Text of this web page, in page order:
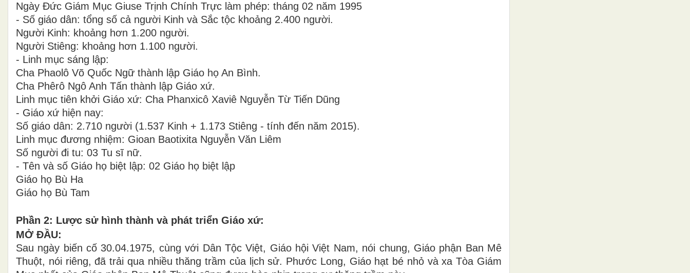
Ngày Đức Giám Mục Giuse Trịnh Chính Trực làm phép: tháng 02 năm 1995
- Số giáo dân: tổng số cả người Kinh và Sắc tộc khoảng 2.400 người.
Người Kinh: khoảng hơn 1.200 người.
Người Stiêng: khoảng hơn 1.100 người.
- Linh mục sáng lập:
Cha Phaolô Võ Quốc Ngữ thành lập Giáo họ An Bình.
Cha Phêrô Ngô Anh Tấn thành lập Giáo xứ.
Linh mục tiên khởi Giáo xứ: Cha Phanxicô Xaviê Nguyễn Từ Tiến Dũng
- Giáo xứ hiện nay:
Số giáo dân: 2.710 người (1.537 Kinh + 1.173 Stiêng - tính đến năm 2015).
Linh mục đương nhiệm: Gioan Baotixita Nguyễn Văn Liêm
Số người đi tu: 03 Tu sĩ nữ.
- Tên và số Giáo họ biệt lập: 02 Giáo họ biệt lập
Giáo họ Bù Ha
Giáo họ Bù Tam
Phần 2: Lược sử hình thành và phát triển Giáo xứ:
MỞ ĐẦU:
Sau ngày biến cố 30.04.1975, cùng với Dân Tộc Việt, Giáo hội Việt Nam, nói chung, Giáo phận Ban Mê
Thuột, nói riêng, đã trải qua nhiều thăng trầm của lịch sử. Phước Long, Giáo hạt bé nhỏ và xa Tòa Giám